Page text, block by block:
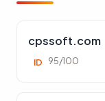
cpssoft.com
ID 95/100